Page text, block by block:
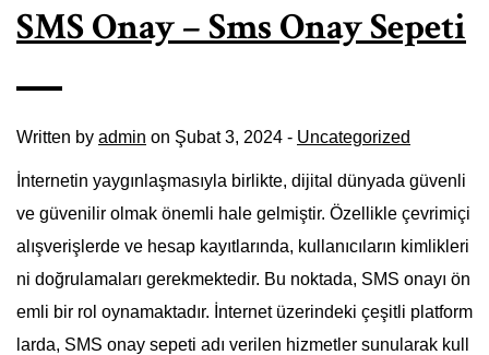
SMS Onay – Sms Onay Sepeti
Written by admin on Şubat 3, 2024 - Uncategorized
İnternetin yaygınlaşmasıyla birlikte, dijital dünyada güvenli
ve güvenilir olmak önemli hale gelmiştir. Özellikle çevrimiçi
alışverişlerde ve hesap kayıtlarında, kullanıcıların kimlikleri
ni doğrulamaları gerekmektedir. Bu noktada, SMS onayı ön
emli bir rol oynamaktadır. İnternet üzerindeki çeşitli platform
larda, SMS onay sepeti adı verilen hizmetler sunularak kull